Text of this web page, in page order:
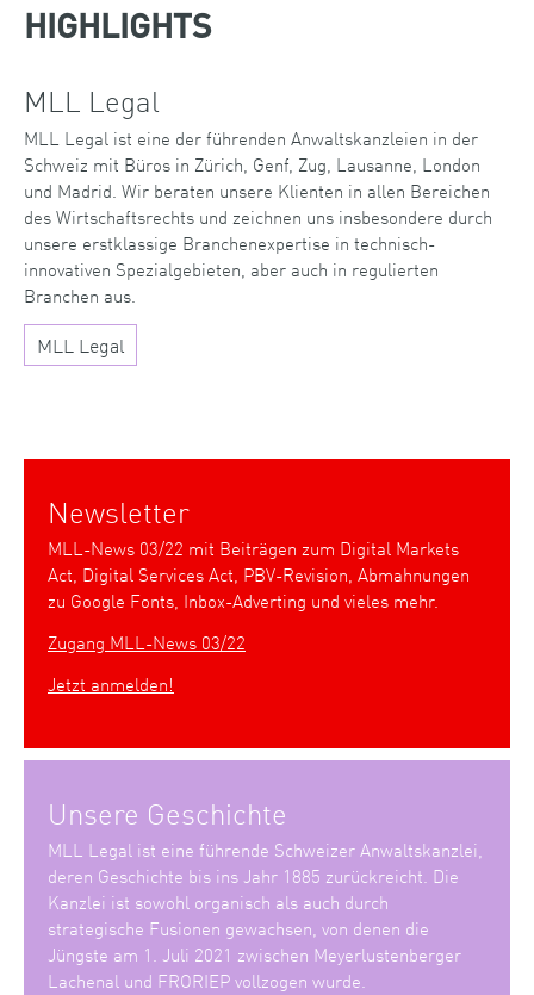
HIGHLIGHTS
MLL Legal
MLL Legal ist eine der führenden Anwaltskanzleien in der
Schweiz mit Büros in Zürich, Genf, Zug, Lausanne, London
und Madrid. Wir beraten unsere Klienten in allen Bereichen
des Wirtschaftsrechts und zeichnen uns insbesondere durch
unsere erstklassige Branchenexpertise in technisch-
innovativen Spezialgebieten, aber auch in regulierten
Branchen aus.
MLL Legal
Newsletter
MLL-News 03/22 mit Beiträgen zum Digital Markets
Act, Digital Services Act, PBV-Revision, Abmahnungen
zu Google Fonts, Inbox-Adverting und vieles mehr.
Zugang MLL-News 03/22
Jetzt anmelden!
Unsere Geschichte
MLL Legal ist eine führende Schweizer Anwaltskanzlei,
deren Geschichte bis ins Jahr 1885 zurückreicht. Die
Kanzlei ist sowohl organisch als auch durch
strategische Fusionen gewachsen, von denen die
Jüngste am 1. Juli 2021 zwischen Meyerlustenberger
Lachenal und FRORIEP vollzogen wurde.